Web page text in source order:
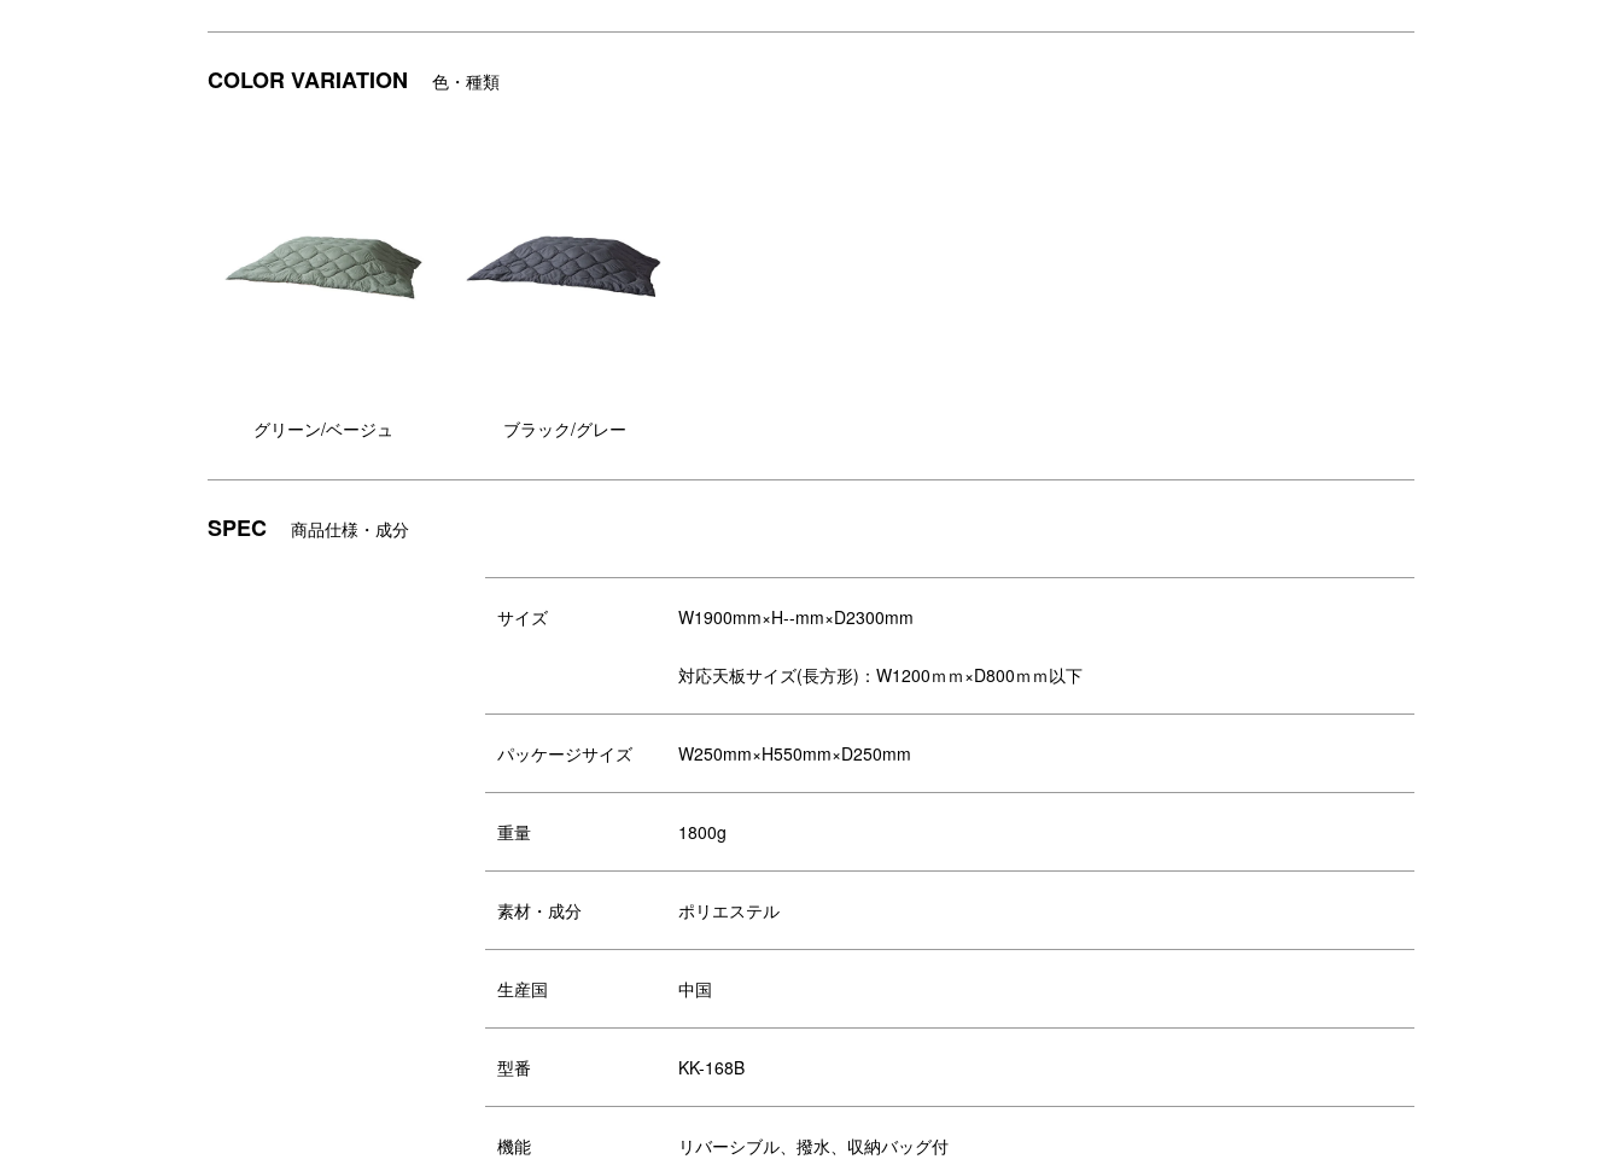
イナージャケットに近づけたデザイ
ン！
COLOR VARIATION 色・種類
グリーン/ベージュ ブラック/グレー
SPEC 商品仕様・成分
サイズ W1900mm×H--mm×D2300mm
対応天板サイズ(長方形)：W1200ｍｍ×D800ｍｍ以下
パッケージサイズ W250mm×H550mm×D250mm
重量 1800g
素材・成分 ポリエステル
生産国 中国
型番 KK-168B
機能 リバーシブル、撥水、収納バッグ付